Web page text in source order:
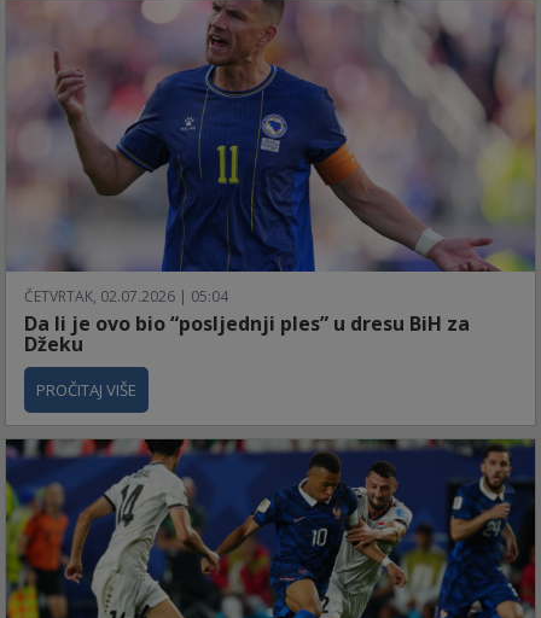
ČETVRTAK, 02.07.2026 | 05:04
Da li je ovo bio “posljednji ples” u dresu BiH za
Džeku
PROČITAJ VIŠE